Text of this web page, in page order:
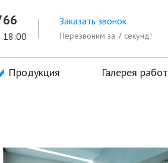
работ Отзывы
18:00
Заказать звонок
Перезвоним за 7 секунд!
Продукция Галерея работ